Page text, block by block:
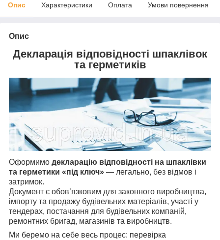
Опис Характеристики Оплата Умови повернення
Опис
Декларація відповідності шпаклівок
та герметиків
Оформимо декларацію відповідності на шпаклівки
та герметики «під ключ» — легально, без відмов і
затримок.
Документ є обов’язковим для законного виробництва,
імпорту та продажу будівельних матеріалів, участі у
тендерах, постачання для будівельних компаній,
ремонтних бригад, магазинів та виробництв.
Ми беремо на себе весь процес: перевірка